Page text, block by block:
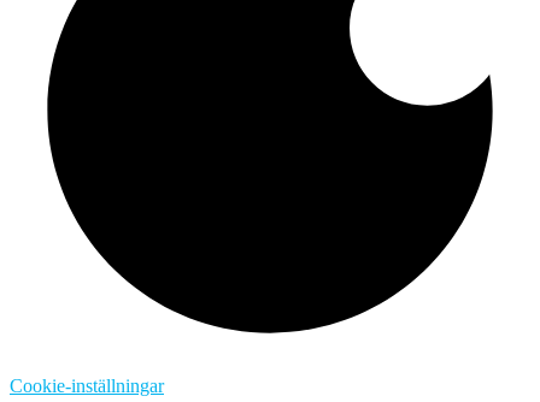
Cookie-inställningar